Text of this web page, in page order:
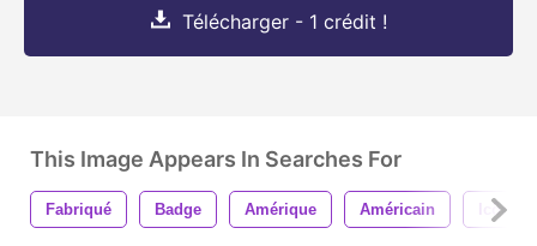
Télécharger - 1 crédit !
This Image Appears In Searches For
Fabriqué Badge Amérique Américain Icône